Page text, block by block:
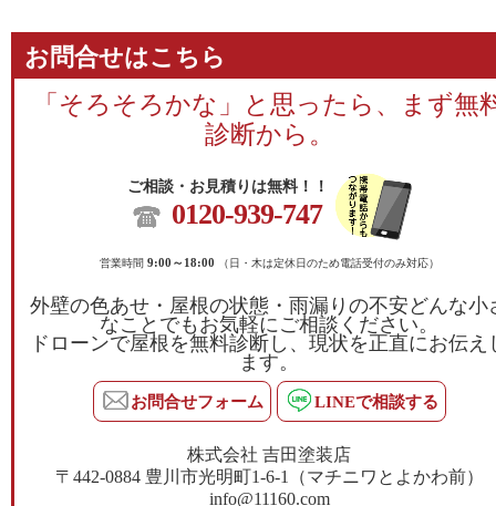
お問合せはこちら
「そろそろかな」と思ったら、まず無
診断から。
ご相談・お見積りは無料！！
0120-939-747
営業時間 9:00～18:00 （日・木は定休日のため電話受付のみ対応）
外壁の色あせ・屋根の状態・雨漏りの不安どんな小
なことでもお気軽にご相談ください。
ドローンで屋根を無料診断し、現状を正直にお伝え
ます。
お問合せフォーム LINEで相談する
株式会社 吉田塗装店
〒442-0884 豊川市光明町1-6-1（マチニワとよかわ前）
info@11160.com